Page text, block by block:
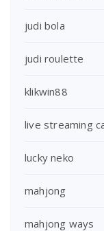
judi bola
judi roulette
klikwin88
live streaming
lucky neko
mahjong
mahjong ways